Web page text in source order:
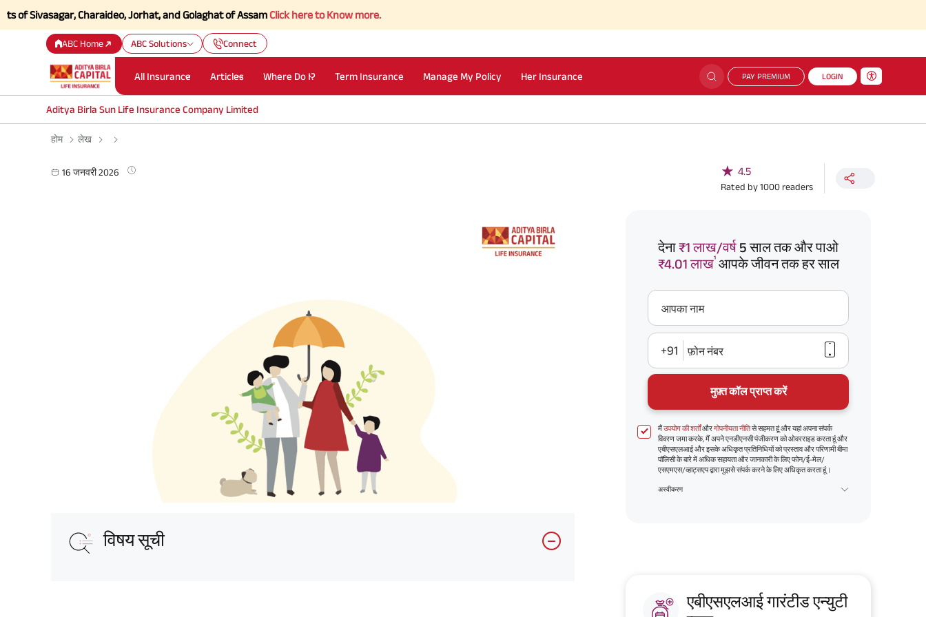
Charaideo, Jorhat, and Golaghat of AssamClick here to Know more.
ABC Home ABC Solutions Connect
All Insurance Articles Where Do I? Term Insurance Manage My Policy Her Insurance PAY PREMIUM LOGIN
Aditya Birla Sun Life Insurance Company Limited
होम लेख
16 जनवरी 2026 ★ 4.5
Rated by1000 readers
विषय सूची
देना₹1 लाख/वर्ष 5 साल तक और पाओ
₹4.01 लाख¹आपके जीवन तक हर साल
आपका नाम
+91 फ़ोन नंबर
मुफ़्त कॉल प्राप्त करें
मैंउपयोग की शर्तोंऔरगोपनीयता नीतिसे सहमत हूं और यहां अपना संपर्क
विवरण जमा करके, मैं अपने एनडीएनसी पंजीकरण को ओवरराइड करता हूं और
एबीएसएलआई और इसके अधिकृत प्रतिनिधियों को प्रस्ताव और परिणामी बीमा
पॉलिसी के बारे में अधिक सहायता और जानकारी के लिए फोन/ई-मेल/
एसएमएस/व्हाट्सएप द्वारा मुझसे संपर्क करने के लिए अधिकृत करता हूं।
अस्वीकरण
एबीएसएलआई गारंटीड एन्युटी